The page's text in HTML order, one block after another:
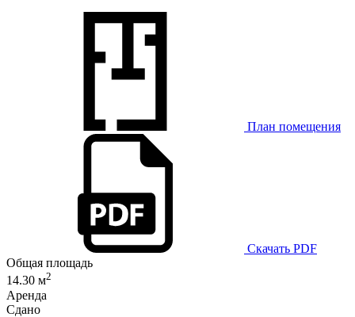
План помещения
Скачать PDF
Общая площадь
14.30 м2
Аренда
Сдано